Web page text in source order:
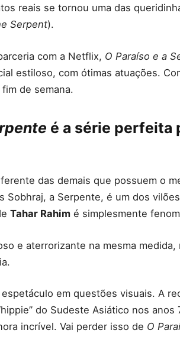
reais se tornou uma das
Serpent).
com a Netflix, O Paraíso e a
estiloso, com ótimas atuações.
de semana.
é a série perfeita
das demais que possuem o
Sobhraj, a Serpente, é um dos
Tahar Rahim é simplesmente
e aterrorizante na mesma
em questões visuais. A
do Sudeste Asiático nos
incrível. Vai perder isso de O